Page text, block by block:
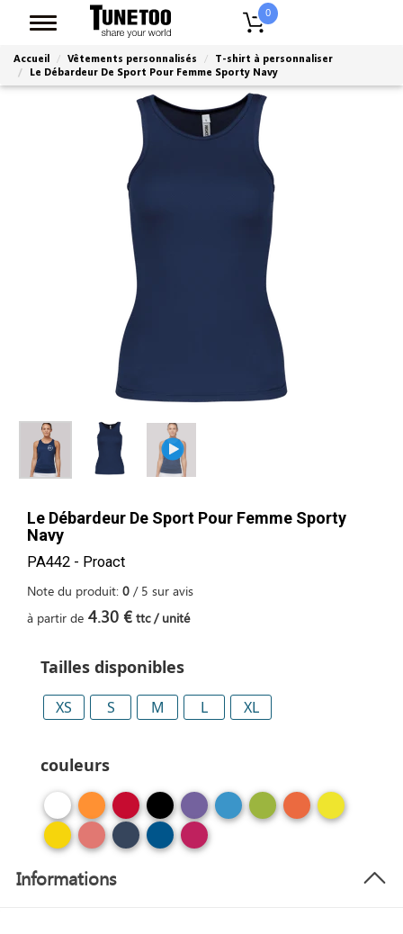
0
Accueil Vêtements personnalisés
T-shirt à personnaliser
Le Débardeur De Sport Pour Femme Sporty Navy
Le Débardeur De Sport Pour Femme Sporty
Navy
PA442 - Proact
Note du produit: 0 / 5 sur avis
à partir de 4.30 € ttc / unité
Tailles disponibles
XS S M L XL
couleurs
Informations